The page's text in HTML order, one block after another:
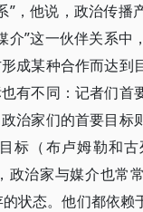
，他说，政治传播
”这一伙伴关系中
成某种合作而达到
有不同：记者们首
治家们的首要目标
标（布卢姆勒和古
治家与媒介也常
状态。他们都依赖